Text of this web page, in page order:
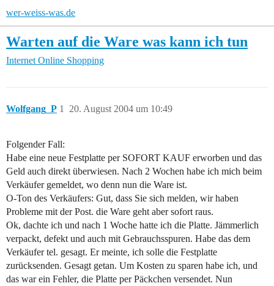
wer-weiss-was.de
Warten auf die Ware was kann ich tun
Internet Online Shopping
Wolfgang_P 20. August 2004 um 10:49
1
Folgender Fall:
Habe eine neue Festplatte per SOFORT KAUF erworben und das
Geld auch direkt überwiesen. Nach 2 Wochen habe ich mich beim
Verkäufer gemeldet, wo denn nun die Ware ist.
O-Ton des Verkäufers: Gut, dass Sie sich melden, wir haben
Probleme mit der Post. die Ware geht aber sofort raus.
Ok, dachte ich und nach 1 Woche hatte ich die Platte. Jämmerlich
verpackt, defekt und auch mit Gebrauchsspuren. Habe das dem
Verkäufer tel. gesagt. Er meinte, ich solle die Festplatte
zurücksenden. Gesagt getan. Um Kosten zu sparen habe ich, und
das war ein Fehler, die Platte per Päckchen versendet. Nun